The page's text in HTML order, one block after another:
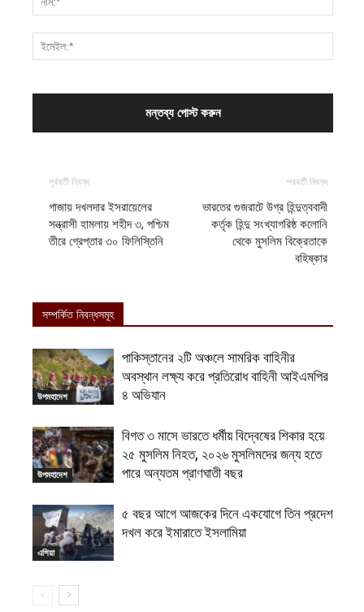
পূর্ববর্তী নিবন্ধ
গাজায় দখলদার ইসরায়েলের
সন্ত্রাসী হামলায় শহীদ ৩, পশ্চিম
তীরে গ্রেপ্তার ৩০ ফিলিস্তিনি
পরবর্তী নিবন্ধ
ভারতের গুজরাটে উগ্র হিন্দুত্ববাদী
কর্তৃক হিন্দু সংখ্যাগরিষ্ঠ কলোনি
থেকে মুসলিম বিক্রেতাকে
বহিষ্কার
সম্পর্কিত নিবন্ধসমূহ
উপমহাদেশ
পাকিস্তানের ২টি অঞ্চলে সামরিক বাহিনীর
অবস্থান লক্ষ্য করে প্রতিরোধ বাহিনী আইএমপির
৪ অভিযান
উপমহাদেশ
বিগত ৩ মাসে ভারতে ধর্মীয় বিদ্বেষের শিকার হয়ে
২৫ মুসলিম নিহত, ২০২৬ মুসলিমদের জন্য হতে
পারে অন্যতম প্রাণঘাতী বছর
এশিয়া
৫ বছর আগে আজকের দিনে একযোগে তিন প্রদেশ
দখল করে ইমারাতে ইসলামিয়া